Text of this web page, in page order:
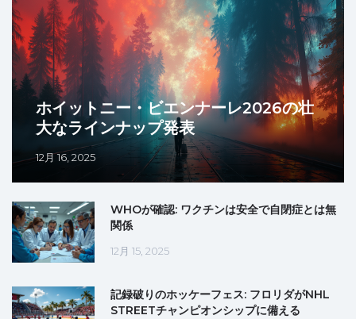
ホイットニー・ビエンナーレ2026の壮
大なラインナップ発表
12月 16, 2025
WHOが確認: ワクチンは安全で自閉症とは無
関係
12月 15, 2025
記録破りのホッケーフェス: フロリダがNHL
STREETチャンピオンシップに備える